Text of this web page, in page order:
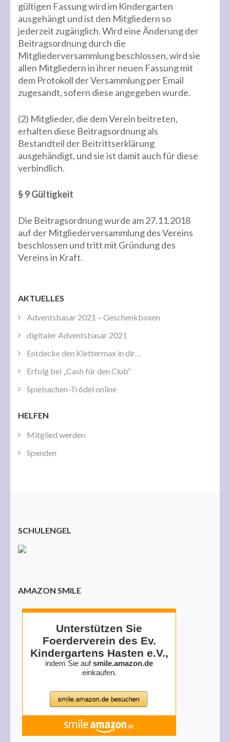
gültigen Fassung wird im Kindergarten
ausgehängt und ist den Mitgliedern so
jederzeit zugänglich. Wird eine Änderung der
Beitragsordnung durch die
Mitgliederversammlung beschlossen, wird sie
allen Mitgliedern in ihrer neuen Fassung mit
dem Protokoll der Versammlung per Email
zugesandt, sofern diese angegeben wurde.
(2) Mitglieder, die dem Verein beitreten,
erhalten diese Beitragsordnung als
Bestandteil der Beitrittserklärung
ausgehändigt, und sie ist damit auch für diese
verbindlich.
§ 9 Gültigkeit
Die Beitragsordnung wurde am 27.11.2018
auf der Mitgliederversammlung des Vereins
beschlossen und tritt mit Gründung des
Vereins in Kraft.
AKTUELLES
Adventsbasar 2021 – Geschenkboxen
digitaler Adventsbasar 2021
Entdecke den Klettermax in dir…
Erfolg bei „Cash für den Club“
Spielsachen-Trödel online
HELFEN
Mitglied werden
Spenden
SCHULENGEL
AMAZON SMILE